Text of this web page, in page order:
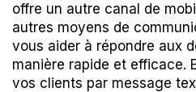
offre un autre canal de
autres moyens de
vous aider à répondre aux
manière rapide et efficace.
vos clients par message